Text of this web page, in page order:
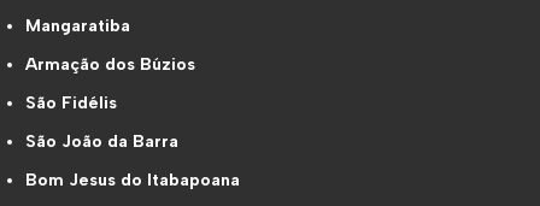
Mangaratiba
Armação dos Búzios
São Fidélis
São João da Barra
Bom Jesus do Itabapoana